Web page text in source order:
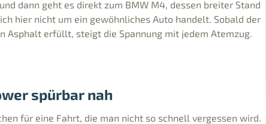
dann geht es direkt zum BMW M4, dessen breiter Stand
hier nicht um ein gewöhnliches Auto handelt. Sobald der
Asphalt erfüllt, steigt die Spannung mit jedem Atemzug.
spürbar nah
für eine Fahrt, die man nicht so schnell vergessen wird.